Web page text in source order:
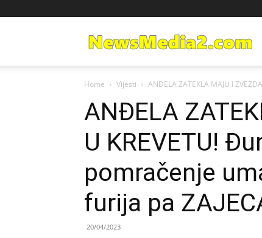
Home Vijesti ANĐELA ZATEKLA MAJU I
ANĐELA
U KREVETU!
pomračenje
furija pa
20/04/2023